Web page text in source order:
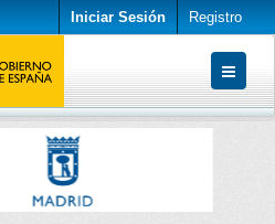
Iniciar Sesión Registro